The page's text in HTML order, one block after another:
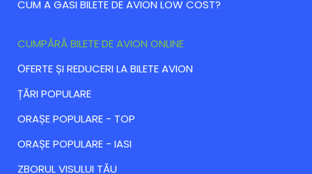
CUM A GASI BILETE DE AVION LOW COST?
CUMPĂRĂ BILETE DE AVION ONLINE
ОFERTE ȘI REDUCERI LA BILETE AVION
ȚĂRI POPULARE
ORAȘE POPULARE - TOP
ORAȘE POPULARE - IASI
ZBORUL VISULUI TĂU